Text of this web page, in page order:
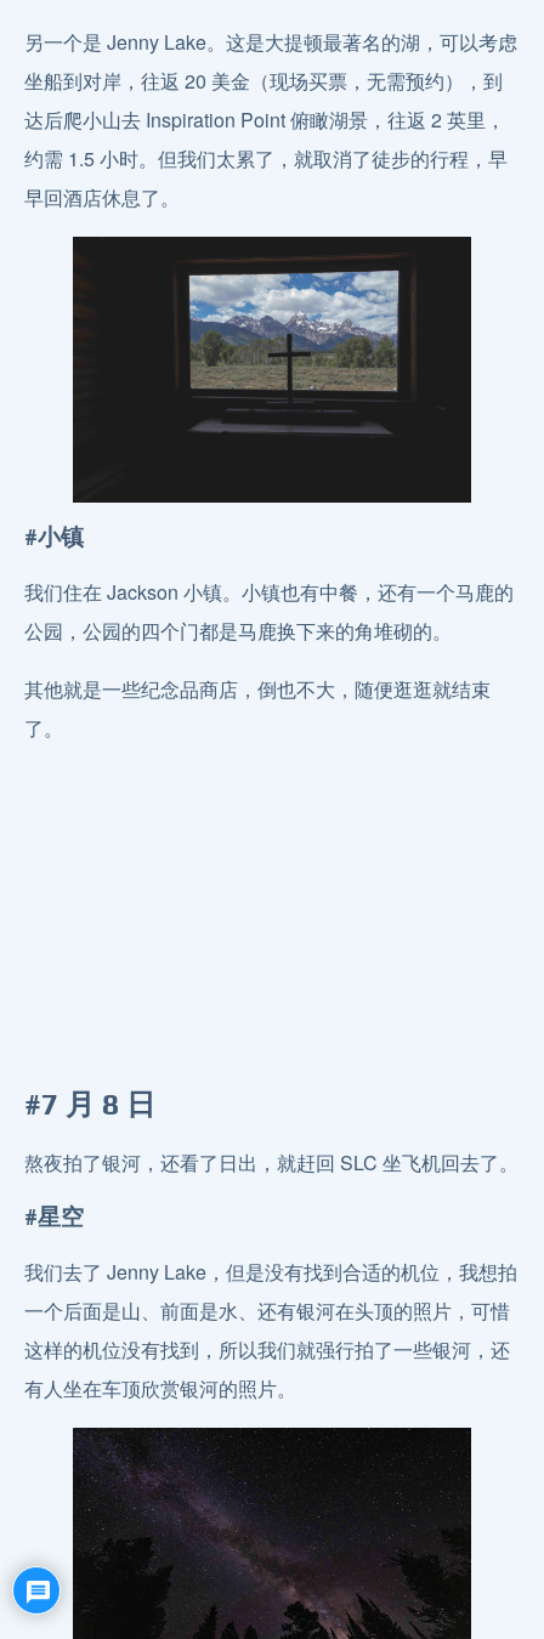
另一个是 Jenny Lake。这是大提顿最著名的湖，可以考虑
坐船到对岸，往返 20 美金（现场买票，无需预约），到
达后爬小山去 Inspiration Point 俯瞰湖景，往返 2 英里，
约需 1.5 小时。但我们太累了，就取消了徒步的行程，早
早回酒店休息了。
#小镇
我们住在 Jackson 小镇。小镇也有中餐，还有一个马鹿的
公园，公园的四个门都是马鹿换下来的角堆砌的。
其他就是一些纪念品商店，倒也不大，随便逛逛就结束
了。
#7 月 8 日
熬夜拍了银河，还看了日出，就赶回 SLC 坐飞机回去了。
#星空
我们去了 Jenny Lake，但是没有找到合适的机位，我想拍
一个后面是山、前面是水、还有银河在头顶的照片，可惜
这样的机位没有找到，所以我们就强行拍了一些银河，还
有人坐在车顶欣赏银河的照片。